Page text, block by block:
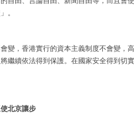
。
變，香港實行的資本主義制度不會變，
繼續依法得到保護。在國家安全得到切
北京讓步